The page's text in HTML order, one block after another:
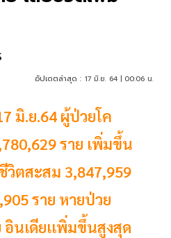
อัปเดตล่าสุด : 17 มิ.ย. 64 | 00:06 น.
มิ.ย.64 ผู้ป่วยโค
ราย เพิ่มขึ้น
วิตสะสม 3,847,959
ราย หายป่วย
อินเดียเเพิ่มขึ้นสูงสุด